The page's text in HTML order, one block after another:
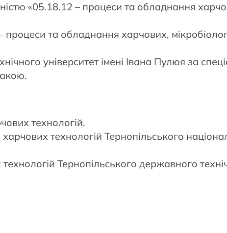
«05.18.12 – процеси та обладнання
та обладнання харчових,
університет імені Івана Пулюя за
технологій.
технологій Тернопільського
Тернопільського державного